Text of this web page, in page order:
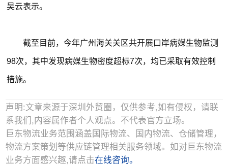
吴云表示。
截至目前，今年广州海关关区共开展口岸病媒生物监测
98次，其中发现病媒生物密度超标7次，均已采取有效控制
措施。
声明:文章来源于深圳外贸圈，仅供参考,如有侵权，请联
系我们,内容属作者个人观点。不代表官方立场。
巨东物流业务范围涵盖国际物流、国内物流、仓储管理，
物流方案策划等供应链管理相关服务领域。如对巨东物流
业务方面感兴趣,请点击在线咨询。